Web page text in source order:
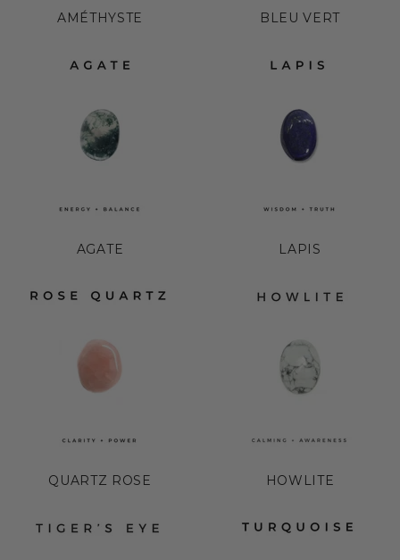
AMÉTHYSTE BLEU VERT
AGATE LAPIS
QUARTZ ROSE HOWLITE